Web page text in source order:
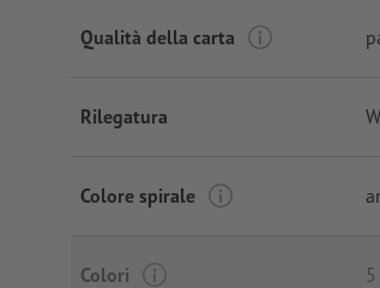
Qualità della carta
Rilegatura
Colore spirale
Colori